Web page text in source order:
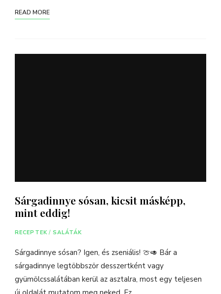
READ MORE
Sárgadinnye sósan, kicsit másképp,
mint eddig!
RECEPTEK / SALÁTÁK
Sárgadinnye sósan? Igen, és zseniális! 🍈🥑 Bár a
sárgadinnye legtöbbször desszertként vagy
gyümölcssalátában kerül az asztalra, most egy teljesen